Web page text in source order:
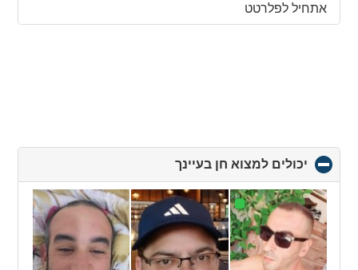
אתחיל לפלרטט
יכולים למצוא חן בעיינך
to
collapse
contents